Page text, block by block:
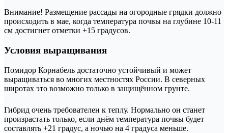
Внимание! Размещение рассады на огородные грядки должно
происходить в мае, когда температура почвы на глубине 10-11
см достигнет отметки +15 градусов.
Условия выращивания
Помидор Корнабель достаточно устойчивый и может
выращиваться во многих местностях России. В северных
широтах это возможно только в защищённом грунте.
Гибрид очень требователен к теплу. Нормально он станет
произрастать только, если днём температура почвы будет
составлять +21 градус, а ночью на 4 градуса меньше.